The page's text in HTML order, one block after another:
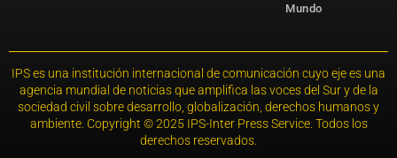
Mundo
IPS es una institución internacional de comunicación cuyo eje es una
agencia mundial de noticias que amplifica las voces del Sur y de la
sociedad civil sobre desarrollo, globalización, derechos humanos y
ambiente. Copyright © 2025 IPS-Inter Press Service. Todos los
derechos reservados.